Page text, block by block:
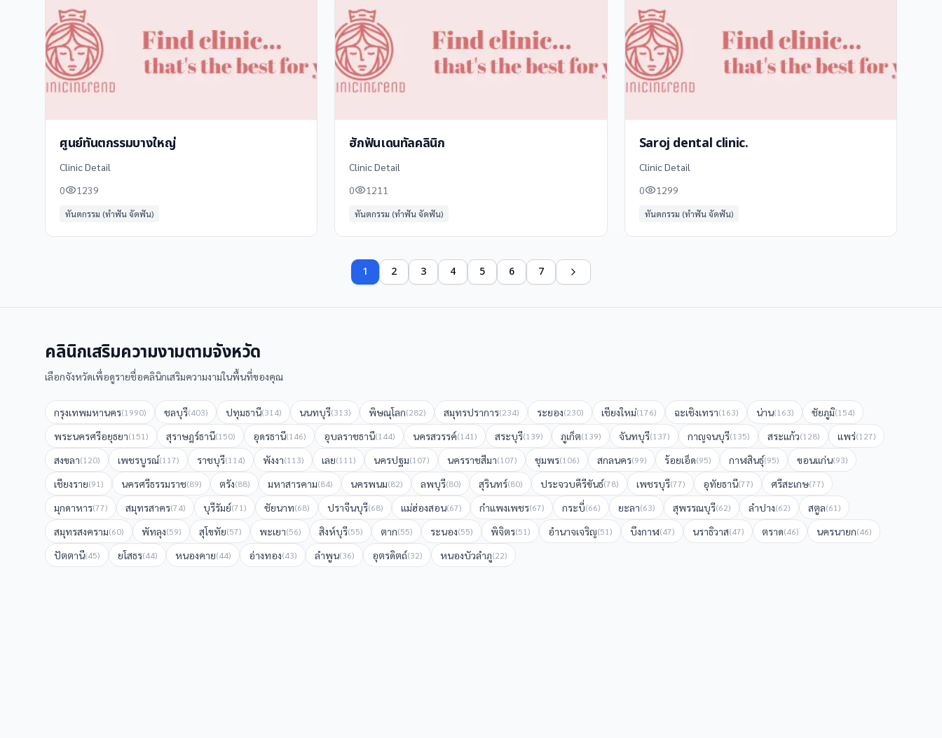
ศูนย์ทันตกรรมบางใหญ่
Clinic Detail
0
1239
ทันตกรรม (ทำฟัน จัดฟัน)
ฮักฟันเดนทัลคลินิก
Clinic Detail
0
1211
ทันตกรรม (ทำฟัน จัดฟัน)
Saroj dental clinic.
Clinic Detail
0
1299
ทันตกรรม (ทำฟัน จัดฟัน)
1 2 3 4 5 6 7
คลินิกเสริมความงามตามจังหวัด
เลือกจังหวัดเพื่อดูรายชื่อคลินิกเสริมความงามในพื้นที่ของคุณ
กรุงเทพมหานคร(1990) ชลบุรี(403) ปทุมธานี(314) นนทบุรี(313) พิษณุโลก(282) สมุทรปราการ(234) ระยอง(230) เชียงใหม่(176) ฉะเชิงเทรา(163) น่าน(163) ชัยภูมิ(154)
พระนครศรีอยุธยา(151) สุราษฎร์ธานี(150) อุดรธานี(146) อุบลราชธานี(144) นครสวรรค์(141) สระบุรี(139) ภูเก็ต(139) จันทบุรี(137) กาญจนบุรี(135) สระแก้ว(128) แพร่(127)
สงขลา(120) เพชรบูรณ์(117) ราชบุรี(114) พังงา(113) เลย(111) นครปฐม(107) นครราชสีมา(107) ชุมพร(106) สกลนคร(99) ร้อยเอ็ด(95) กาฬสินธุ์(95) ขอนแก่น(93)
เชียงราย(91) นครศรีธรรมราช(89) ตรัง(88) มหาสารคาม(84) นครพนม(82) ลพบุรี(80) สุรินทร์(80) ประจวบคีรีขันธ์(78) เพชรบุรี(77) อุทัยธานี(77) ศรีสะเกษ(77)
มุกดาหาร(77) สมุทรสาคร(74) บุรีรัมย์(71) ชัยนาท(68) ปราจีนบุรี(68) แม่ฮ่องสอน(67) กำแพงเพชร(67) กระบี่(66) ยะลา(63) สุพรรณบุรี(62) ลำปาง(62) สตูล(61)
สมุทรสงคราม(60) พัทลุง(59) สุโขทัย(57) พะเยา(56) สิงห์บุรี(55) ตาก(55) ระนอง(55) พิจิตร(51) อำนาจเจริญ(51) บึงกาฬ(47) นราธิวาส(47) ตราด(46) นครนายก(46)
ปัตตานี(45) ยโสธร(44) หนองคาย(44) อ่างทอง(43) ลำพูน(36) อุตรดิตถ์(32) หนองบัวลำภู(22)